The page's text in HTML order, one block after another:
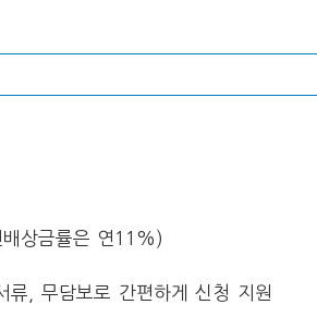
상금률은 연11%)
, 무담보로 간편하게 신청 지원